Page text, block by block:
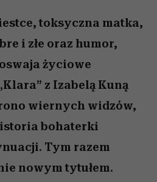
toksyczna matka,
i złe oraz humor,
życiowe
z Izabelą Kuną
wiernych widzów,
bohaterki
Tym razem
nowym tytułem.